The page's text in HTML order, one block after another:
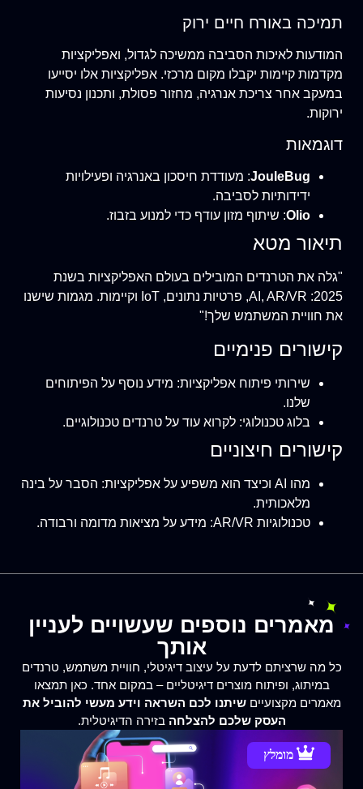
תמיכה באורח חיים ירוק
המודעות לאיכות הסביבה ממשיכה לגדול, ואפליקציות
מקדמות קיימות יקבלו מקום מרכזי. אפליקציות אלו יסייעו
במעקב אחר צריכת אנרגיה, מחזור פסולת, ותכנון נסיעות
ירוקות.
דוגמאות
JouleBug: מעודדת חיסכון באנרגיה ופעילויות
ידידותיות לסביבה.
Olio: שיתוף מזון עודף כדי למנוע בזבוז.
תיאור מטא
"גלה את הטרנדים המובילים בעולם האפליקציות בשנת
2025: AI, AR/VR, פרטיות נתונים, IoT וקיימות. מגמות שישנו
את חוויית המשתמש שלך!"
קישורים פנימיים
שירותי פיתוח אפליקציות: מידע נוסף על הפיתוחים
שלנו.
בלוג טכנולוגי: לקרוא עוד על טרנדים טכנולוגיים.
קישורים חיצוניים
מהו AI וכיצד הוא משפיע על אפליקציות
: הסבר על בינה
מלאכותית.
טכנולוגיות AR/VR
: מידע על מציאות מדומה ורבודה.
מאמרים נוספים שעשויים לעניין
אותך
כל מה שרציתם לדעת על עיצוב דיגיטלי, חוויית משתמש, טרנדים
במיתוג, ופיתוח מוצרים דיגיטליים – במקום אחד. כאן תמצאו
מאמרים מקצועייםשיתנו לכם השראה וידע מעשי להוביל את
העסק שלכם להצלחה בזירה הדיגיטלית.
מומלץ